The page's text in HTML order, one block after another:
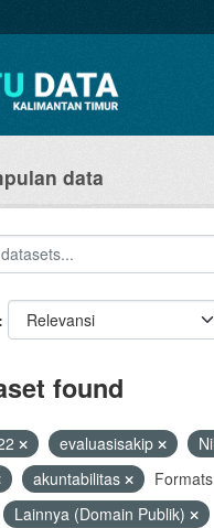
data
found
evaluasisakip
akuntabilitas
Lainnya (Domain Publik)